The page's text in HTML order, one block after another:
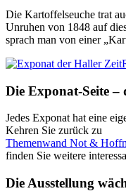
Die Kartoffelseuche trat
Unruhen von 1848 auf
sprach man von einer
Die Exponat-Seite –
Jedes Exponat hat eine
Kehren Sie zurück zu
Themenwand Not &
finden Sie weitere
Die Ausstellung